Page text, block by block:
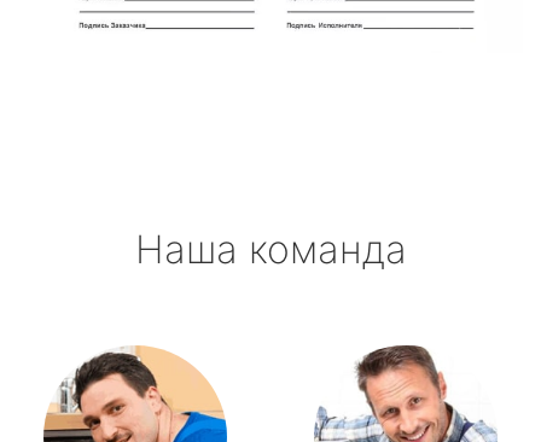
Наша команда